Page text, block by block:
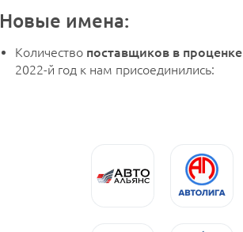
Новые имена:
Количество поставщиков в проценке
2022-й год к нам присоединились: